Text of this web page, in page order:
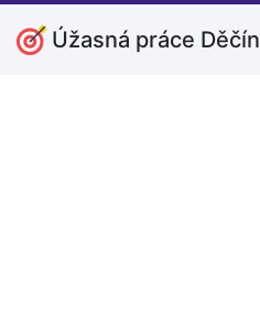
Úžasná práce Děčín